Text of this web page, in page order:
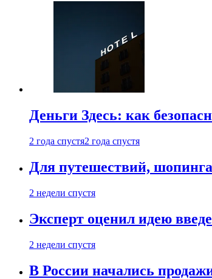
Деньги Здесь: как
2 года спустя2 года спустя
Для путешествий,
2 недели спустя
Эксперт оценил идею
2 недели спустя
В России начались